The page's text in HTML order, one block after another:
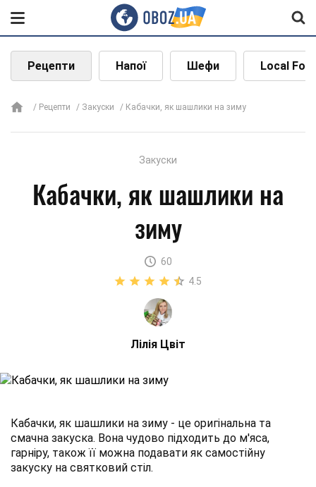
Рецепти Напої Шефи Local
Рецепти Закуски Кабачки, як шашлики на зиму
Закуски
Кабачки, як шашлики на
зиму
60
4.5
Лілія Цвіт
Кабачки, як шашлики на зиму - це оригінальна та
смачна закуска. Вона чудово підходить до м'яса,
гарніру, також її можна подавати як самостійну
закуску на святковий стіл.